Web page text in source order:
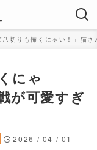
爪切りも怖くにゃい！」猫
にゃ
が可愛すぎ
2026 / 04 / 01